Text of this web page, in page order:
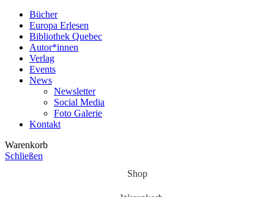
Bücher
Europa Erlesen
Bibliothek Quebec
Autor*innen
Verlag
Events
News
Newsletter
Social Media
Foto Galerie
Kontakt
Warenkorb
Schließen
Shop